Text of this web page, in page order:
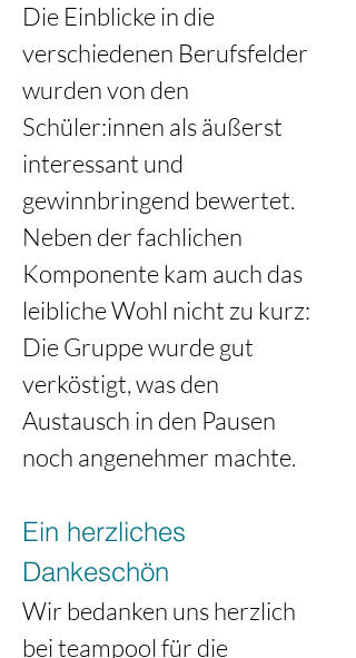
Die Einblicke in die
verschiedenen Berufsfelder
wurden von den
Schüler:innen als äußerst
interessant und
gewinnbringend bewertet.
Neben der fachlichen
Komponente kam auch das
leibliche Wohl nicht zu kurz:
Die Gruppe wurde gut
verköstigt, was den
Austausch in den Pausen
noch angenehmer machte.
Ein herzliches
Dankeschön
Wir bedanken uns herzlich
bei teampool für die